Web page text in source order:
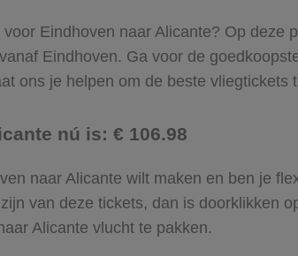
Eindhoven naar Alicante? Op deze
Eindhoven. Ga voor de
ons je helpen om de beste vliegtickets
nú is: € 106.98
naar Alicante wilt maken en ben je
van deze tickets, dan is doorklikken
Alicante vlucht te pakken.